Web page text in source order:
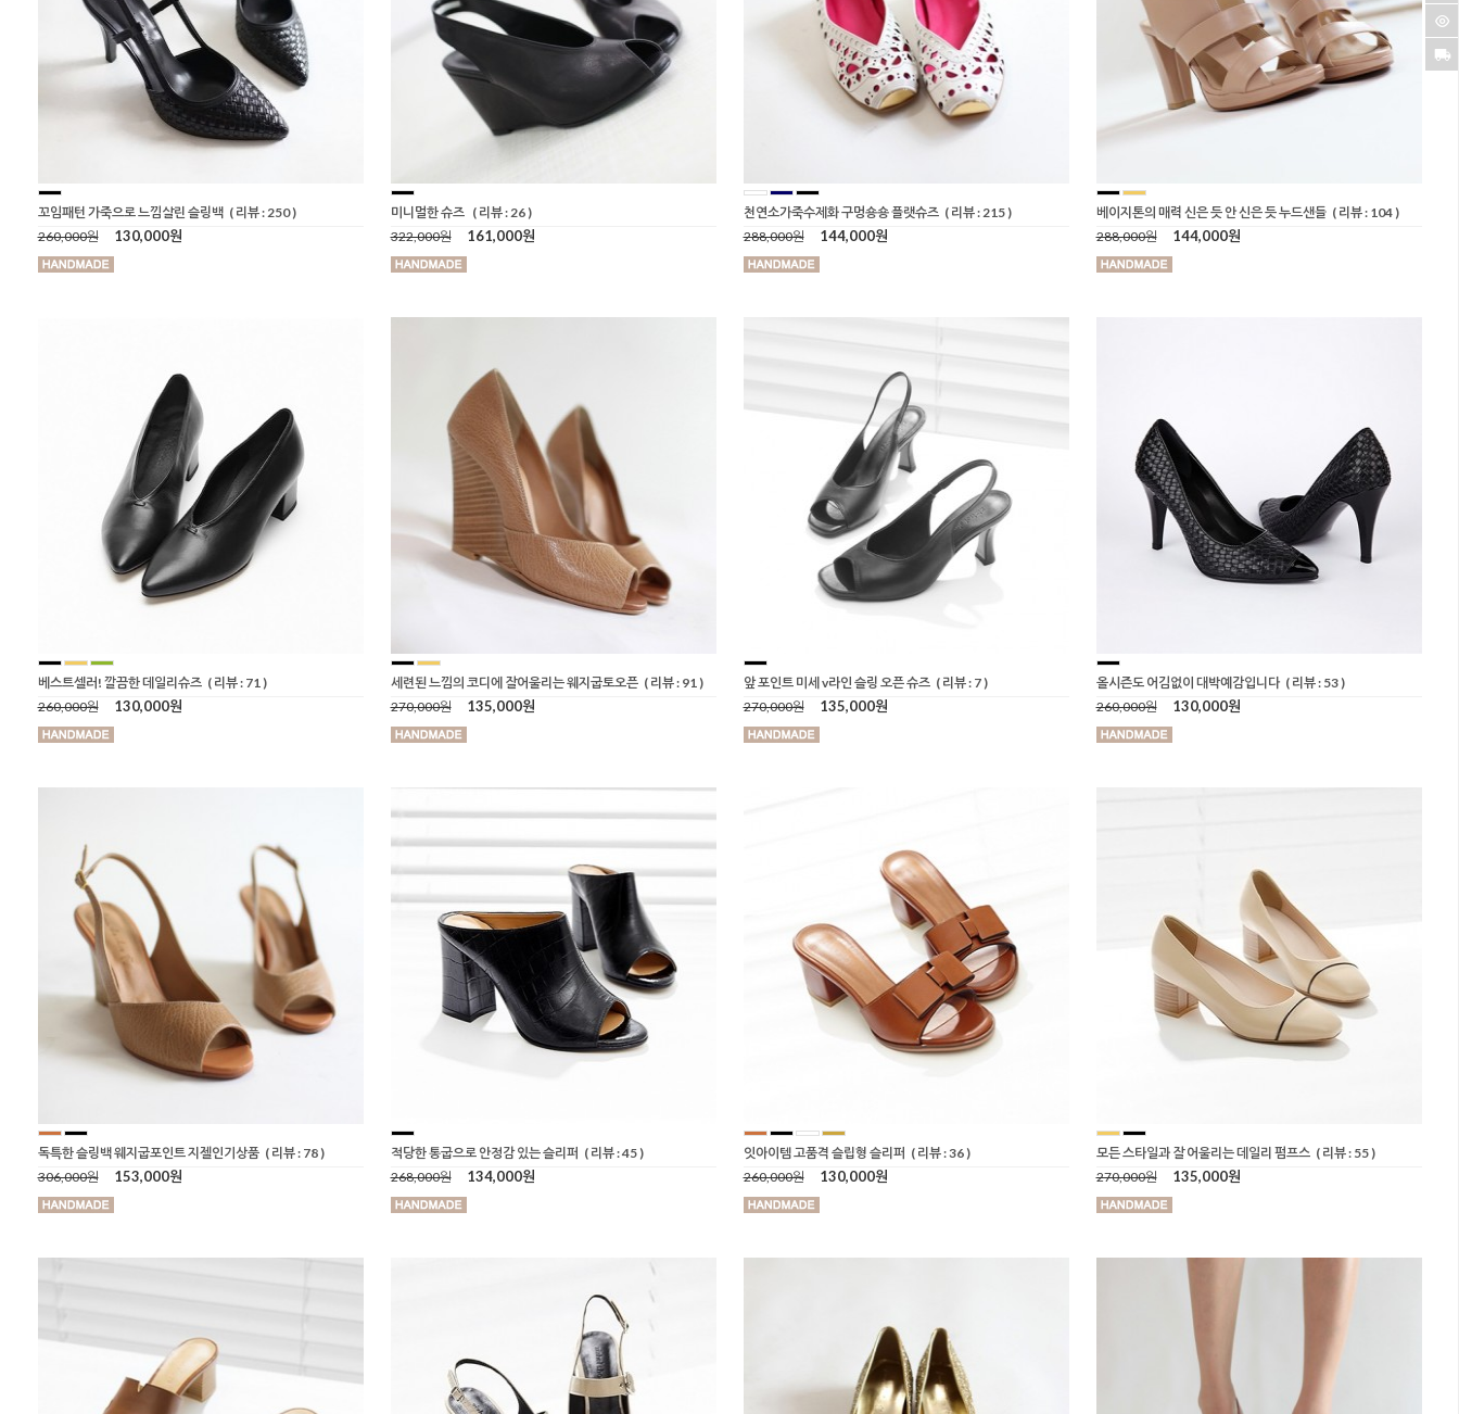
꼬임패턴 가죽으로 느낌살린 슬링백 ( 리뷰 : 250 )
260,000원
130,000원
미니멀한 슈즈 ( 리뷰 : 26 )
322,000원
161,000원
천연소가죽수제화 구멍숑숑 플랫슈즈 ( 리뷰 : 215 )
288,000원
144,000원
베이지톤의 매력 신은 듯 안 신은 듯 누드샌들 ( 리뷰 : 104 )
288,000원
144,000원
베스트셀러! 깔끔한 데일리슈즈 ( 리뷰 : 71 )
260,000원
130,000원
세련된 느낌의 코디에 잘어울리는 웨지굽토오픈 ( 리뷰 : 91 )
270,000원
135,000원
앞 포인트 미세 v라인 슬링 오픈 슈즈 ( 리뷰 : 7 )
270,000원
135,000원
올시즌도 어김없이 대박예감입니다 ( 리뷰 : 53 )
260,000원
130,000원
독특한 슬링백 웨지굽포인트 지젤인기상품 ( 리뷰 : 78 )
306,000원
153,000원
적당한 통굽으로 안정감 있는 슬리퍼 ( 리뷰 : 45 )
268,000원
134,000원
잇아이템 고품격 슬립형 슬리퍼 ( 리뷰 : 36 )
260,000원
130,000원
모든 스타일과 잘 어울리는 데일리 펌프스 ( 리뷰 : 55 )
270,000원
135,000원